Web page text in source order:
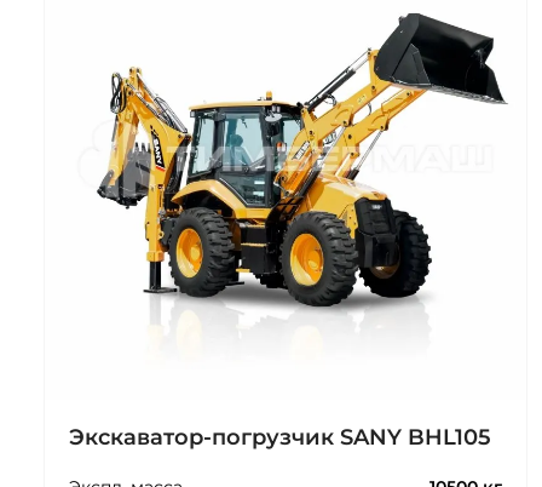
Экскаватор-погрузчик SANY BHL105